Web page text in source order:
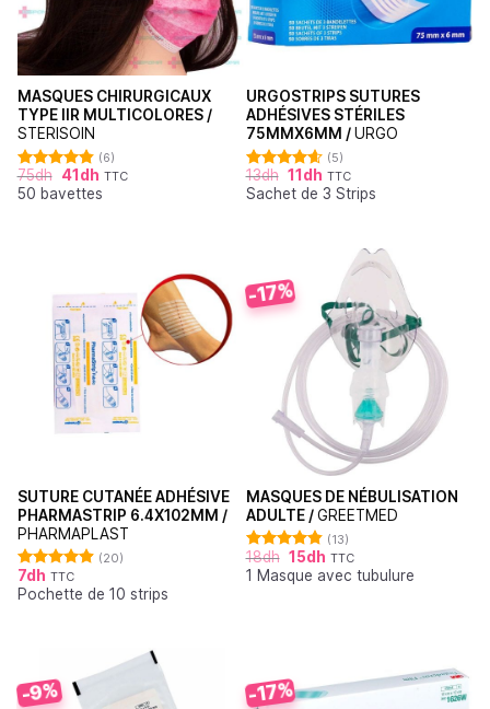
MASQUES CHIRURGICAUX
TYPE IIR MULTICOLORES /
STERISOIN
Note
4.83
sur 5
(6)
75dh 41 dh TTC
50 bavettes
URGOSTRIPS SUTURES
ADHÉSIVES STÉRILES
75MMX6MM /URGO
Note
4.60
sur 5
(5)
13dh 11 dh TTC
Sachet de 3 Strips
SUTURE CUTANÉE ADHÉSIVE
PHARMASTRIP 6.4X102MM /
PHARMAPLAST
Note4.90
sur 5
(20)
7dh TTC
Pochette de 10 strips
-17%
MASQUES DE NÉBULISATION
ADULTE /GREETMED
Note
4.85
sur 5
(13)
18dh 15dh TTC
1 Masque avec tubulure
-9% -17%